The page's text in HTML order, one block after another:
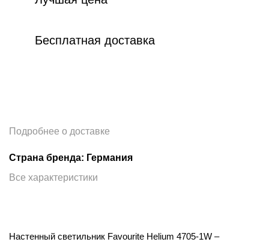
Бесплатная доставка
Подробнее о доставке
Страна бренда: Германия
Все характеристики
Настенный светильник Favourite Helium 4705-1W –